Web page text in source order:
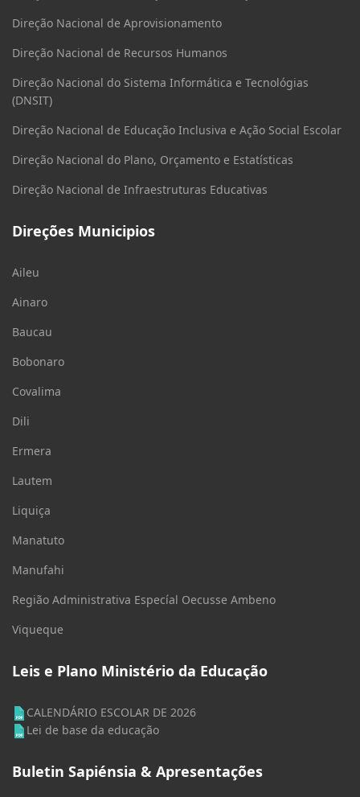
Direção Nacional de Aprovisionamento
Direção Nacional de Recursos Humanos
Direção Nacional do Sistema Informática e Tecnológias
(DNSIT)
Direção Nacional de Educação Inclusiva e Ação Social Escolar
Direção Nacional do Plano, Orçamento e Estatísticas
Direção Nacional de Infraestruturas Educativas
Direções Municipios
Aileu
Ainaro
Baucau
Bobonaro
Covalima
Dili
Ermera
Lautem
Liquiça
Manatuto
Manufahi
Região Administrativa Especíal Oecusse Ambeno
Viqueque
Leis e Plano Ministério da Educação
CALENDÁRIO ESCOLAR DE 2026
Lei de base da educação
Buletin Sapiénsia & Apresentações